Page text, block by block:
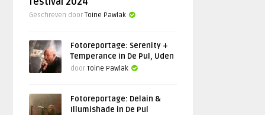
Geschreven doorToine Pawlak
Fotoreportage: Serenity +
Temperance in De Pul, Uden
doorToine Pawlak
Fotoreportage: Delain &
Illumishade in De Pul